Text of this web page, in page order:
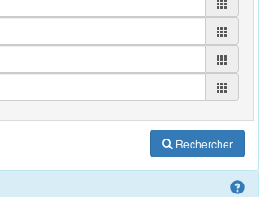
Rechercher